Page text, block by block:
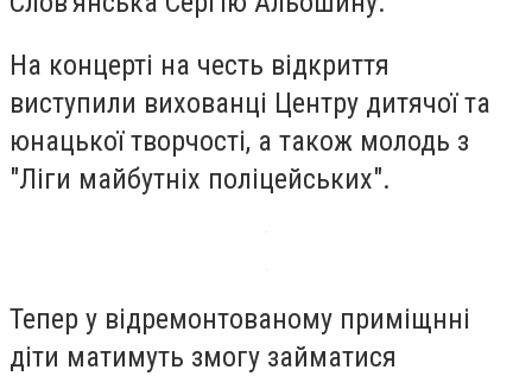
На концерті на честь відкриття
виступили вихованці Центру дитячої та
юнацької творчості, а також молодь з
"Ліги майбутніх поліцейських".
Тепер у відремонтованому приміщнні
діти матимуть змогу займатися